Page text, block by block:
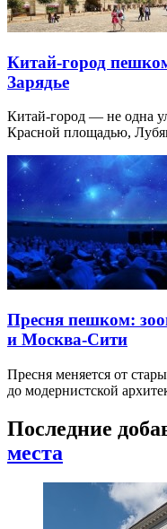
Китай-город
Зарядье
Китай-город — не одна
Красной площадью,
Пресня пешком:
и Москва-Сити
Пресня меняется от
до модернистской
Последние
места